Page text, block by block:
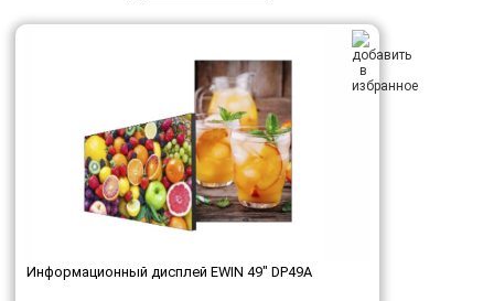
Информационный дисплей EWIN 49" DP49A